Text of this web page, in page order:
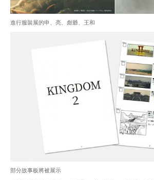
進行服裝展的申、亮、彪爺、王和
部分故事板將被展示